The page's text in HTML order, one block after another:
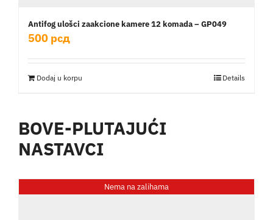
Antifog ulošci zaakcione kamere 12 komada – GP049
500 рсд
Dodaj u korpu Details
BOVE-PLUTAJUĆI
NASTAVCI
Nema na zalihama